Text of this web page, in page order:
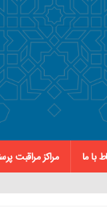
با ما مراکز مراقبت